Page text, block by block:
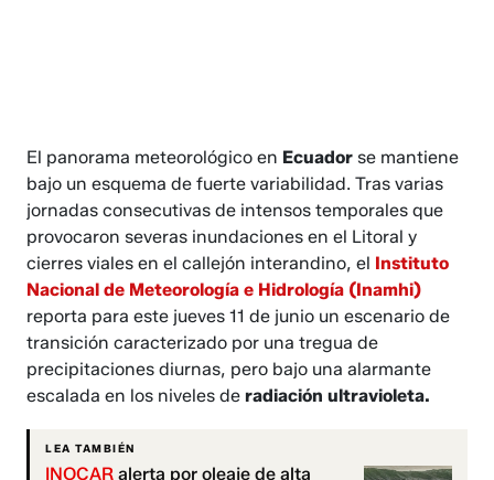
El panorama meteorológico en Ecuador se mantiene
bajo un esquema de fuerte variabilidad. Tras varias
jornadas consecutivas de intensos temporales que
provocaron severas inundaciones en el Litoral y
cierres viales en el callejón interandino, el Instituto
Nacional de Meteorología e Hidrología (Inamhi)
reporta para este jueves 11 de junio un escenario de
transición caracterizado por una tregua de
precipitaciones diurnas, pero bajo una alarmante
escalada en los niveles deradiación ultravioleta.
LEA TAMBIÉN
INOCAR alerta por oleaje de alta